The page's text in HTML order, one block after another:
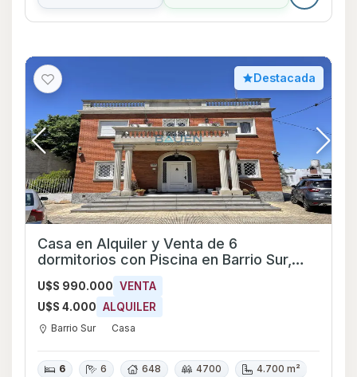
Destacada
Casa en Alquiler y Venta de 6
dormitorios con Piscina en Barrio Sur,
Montevideo
U$S 990.000 VENTA
U$S 4.000 ALQUILER
Barrio Sur Casa
6 6 648 4700 4.700 m²